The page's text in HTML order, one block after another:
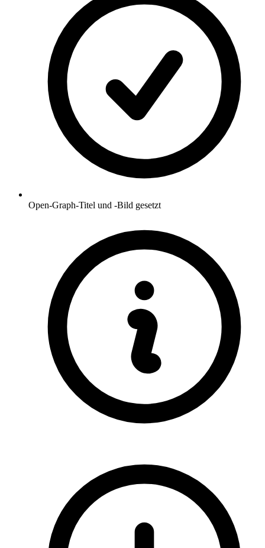
Open-Graph-Titel und -Bild gesetzt